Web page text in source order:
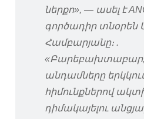
ներքո», — ասել է
գործադիր տնօրեն
Համբարյանը։ .
«Բարեբախտաբար,
անդամները
հիմունքներով
դիմակայելու